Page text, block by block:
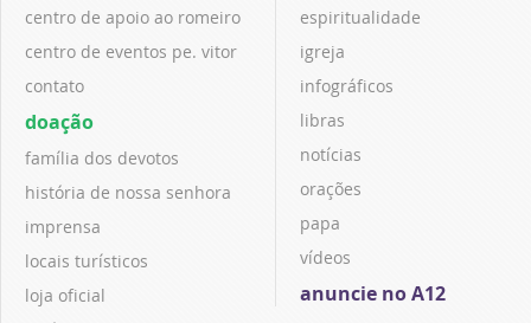
centro de apoio ao romeiro
centro de eventos pe. vitor
contato
doação
família dos devotos
história de nossa senhora
imprensa
locais turísticos
loja oficial
espiritualidade
igreja
infográficos
libras
notícias
orações
papa
vídeos
anuncie no A12